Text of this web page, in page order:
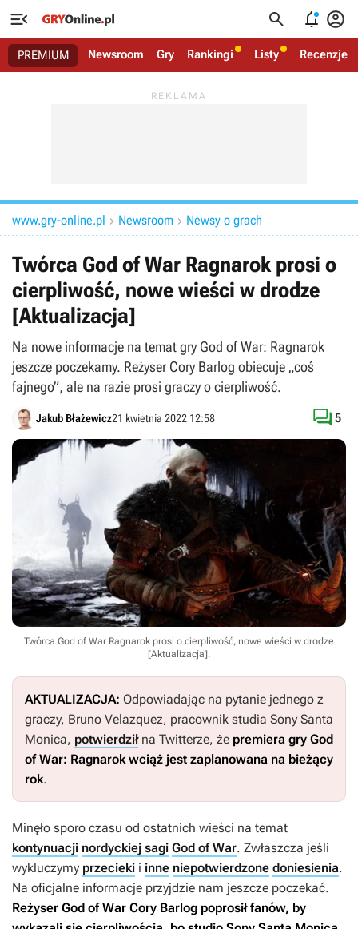
   
PREMIUM Newsroom Gry Rankingi Listy Recenzje
www.gry-online.pl  Newsroom  Newsy o grach
Twórca God of War Ragnarok prosi o
cierpliwość, nowe wieści w drodze
[Aktualizacja]
Na nowe informacje na temat gry God of War: Ragnarok
jeszcze poczekamy. Reżyser Cory Barlog obiecuje „coś
fajnego”, ale na razie prosi graczy o cierpliwość.
Jakub Błażewicz21 kwietnia 2022 12:58 5
Twórca God of War Ragnarok prosi o cierpliwość, nowe wieści w drodze
[Aktualizacja].
AKTUALIZACJA: Odpowiadając na pytanie jednego z
graczy, Bruno Velazquez, pracownik studia Sony Santa
Monica, potwierdziłna Twitterze, że premiera gry God
of War: Ragnarokwciąż jest zaplanowana na bieżący
rok.
Minęło sporo czasu od ostatnich wieści na temat
kontynuacji nordyckiej sagi God of War. Zwłaszcza jeśli
wykluczymy przecieki i inne niepotwierdzone doniesienia.
Na oficjalne informacje przyjdzie nam jeszcze poczekać.
Reżyser God of War Cory Barlog poprosił fanów, by